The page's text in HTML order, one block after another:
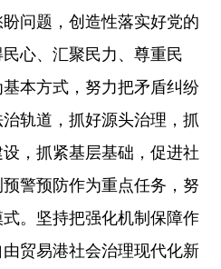
问题，创造性落实好党的
心、汇聚民力、尊重民
本方式，努力把矛盾纠纷
轨道，抓好源头治理，抓
，抓紧基层基础，促进社
警预防作为重点任务，努
。坚持把强化机制保障作
贸易港社会治理现代化新